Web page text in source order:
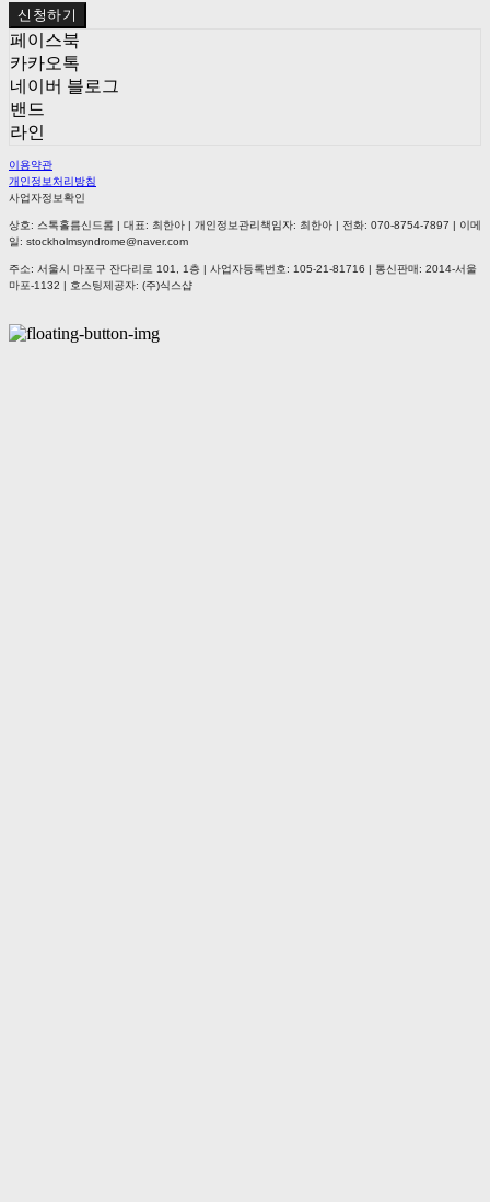
신청하기
페이스북
카카오톡
네이버 블로그
밴드
라인
이용약관
개인정보처리방침
사업자정보확인
상호: 스톡홀름신드롬 | 대표: 최한아 | 개인정보관리책임자: 최한아 | 전화: 070-8754-7897 | 이메
일: stockholmsyndrome@naver.com
주소: 서울시 마포구 잔다리로 101, 1층 | 사업자등록번호: 105-21-81716 | 통신판매: 2014-서울
마포-1132 | 호스팅제공자: (주)식스샵